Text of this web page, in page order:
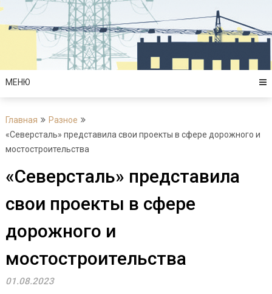
Перейти
содержимому
МЕНЮ
Главная
Разное
«Северсталь» представила свои проекты в сфере дорожного и
мостостроительства
«Северсталь» представила
свои проекты в сфере
дорожного и
мостостроительства
01.08.2023